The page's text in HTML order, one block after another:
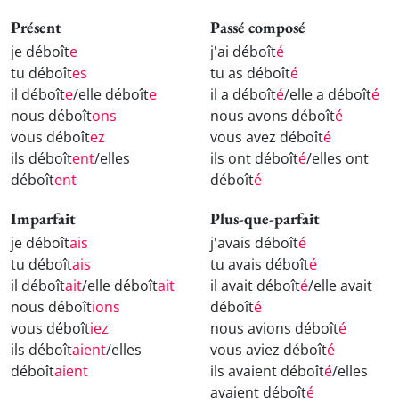
Présent
je déboîte
tu déboîtes
il déboîte/elle déboîte
nous déboîtons
vous déboîtez
ils déboîtent/elles
déboîtent
Passé composé
j'ai déboîté
tu as déboîté
il a déboîté/elle a déboîté
nous avons déboîté
vous avez déboîté
ils ont déboîté/elles ont
déboîté
Imparfait
je déboîtais
tu déboîtais
il déboîtait/elle déboîtait
nous déboîtions
vous déboîtiez
ils déboîtaient/elles
déboîtaient
Plus-que-parfait
j'avais déboîté
tu avais déboîté
il avait déboîté/elle avait
déboîté
nous avions déboîté
vous aviez déboîté
ils avaient déboîté/elles
avaient déboîté